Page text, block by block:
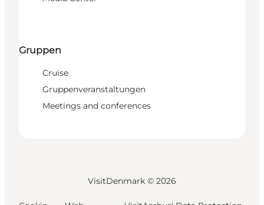
Gruppen
Cruise
Gruppenveranstaltungen
Meetings and conferences
VisitDenmark © 2026